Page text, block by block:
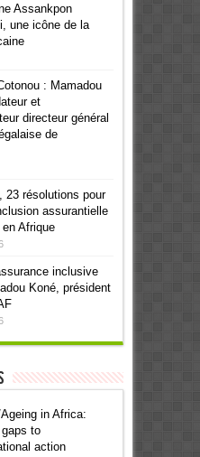
Assankpon
une icône de la
: Mamadou
et
directeur général
de
23 résolutions pour
assurantielle
Afrique
inclusive
Koné, président
in Africa:
to
action